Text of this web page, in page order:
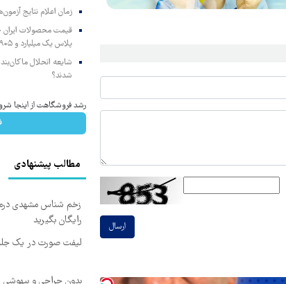
ارسال
زمان اعلام نتایج
پلاس یک میلیارد و ۹۰۵ میلیون تومان
شایعه انحلال
شدند؟
رشد فروشگاهت از اینجا
مطالب پیشنهادی
زخم شناس مشهدی
رایگان بگیرید
لیفت صورت در یک
بدون جراحی و